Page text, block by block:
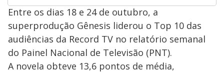
Entre os dias 18 e 24 de outubro, a
superprodução Gênesis liderou o Top 10 das
audiências da Record TV no relatório semanal
do Painel Nacional de Televisão (PNT).
A novela obteve 13,6 pontos de média,